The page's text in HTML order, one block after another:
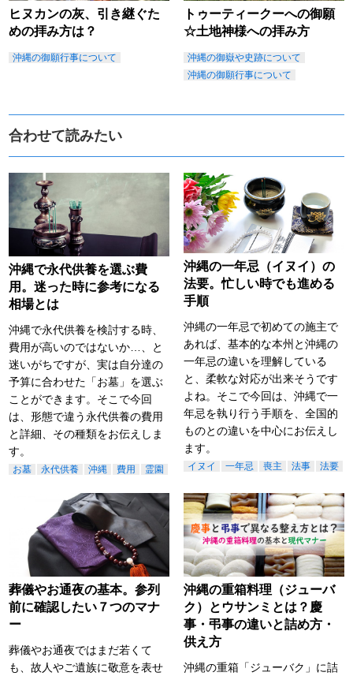
ヒヌカンの灰、引き継ぐた
めの拝み方は？
沖縄の御願行事について
トゥーティークーへの御願
☆土地神様への拝み方
沖縄の御嶽や史跡について
沖縄の御願行事について
合わせて読みたい
沖縄で永代供養を選ぶ費
用。迷った時に参考になる
相場とは
沖縄で永代供養を検討する時、
費用が高いのではないか…、と
迷いがちですが、実は自分達の
予算に合わせた「お墓」を選ぶ
ことができます。そこで今回
は、形態で違う永代供養の費用
と詳細、その種類をお伝えしま
す。
お墓 永代供養 沖縄 費用 霊園
沖縄の一年忌（イヌイ）の
法要。忙しい時でも進める
手順
沖縄の一年忌で初めての施主で
あれば、基本的な本州と沖縄の
一年忌の違いを理解している
と、柔軟な対応が出来そうです
よね。そこで今回は、沖縄で一
年忌を執り行う手順を、全国的
ものとの違いを中心にお伝えし
ます。
イヌイ 一年忌 喪主 法事 法要
葬儀やお通夜の基本。参列
前に確認したい７つのマナ
ー
葬儀やお通夜ではまだ若くて
も、故人やご遺族に敬意を表せ
沖縄の重箱料理（ジューバ
ク）とウサンミとは？慶
事・弔事の違いと詰め方・
供え方
沖縄の重箱「ジューバク」に詰